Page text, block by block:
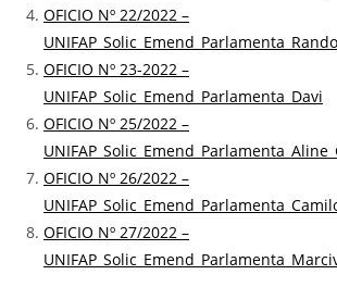
OFICIO Nº 22/2022 –
OFICIO Nº 23-2022 –
UNIFAP_Solic_Emend_Parlamenta_Davi
OFICIO Nº 25/2022 –
OFICIO Nº 26/2022 –
OFICIO Nº 27/2022 –